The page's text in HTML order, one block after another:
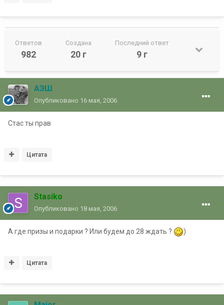
Ответов
982
Создана
20 г
Последний ответ
9 г
АЭШ
Опубликовано 16 мая, 2006
Стас ты прав
Цитата
Stasiko
Опубликовано 18 мая, 2006
А где призы и подарки ? Или будем до 28 ждать ? )
Цитата